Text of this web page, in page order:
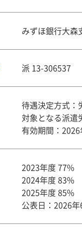
みずほ銀行大森
派 13-306537
待遇決定方式：
対象となる派遣
有効期間：
2023年度 77%
2024年度 83%
2025年度 85%
公表日：2026